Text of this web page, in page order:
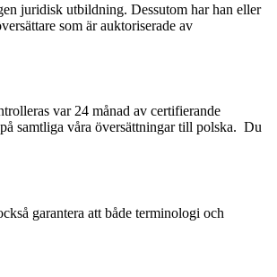
juridisk utbildning. Dessutom har han eller
som är auktoriserade av
var 24 månad av certifierande
samtliga våra översättningar till polska. Du
garantera att både terminologi och